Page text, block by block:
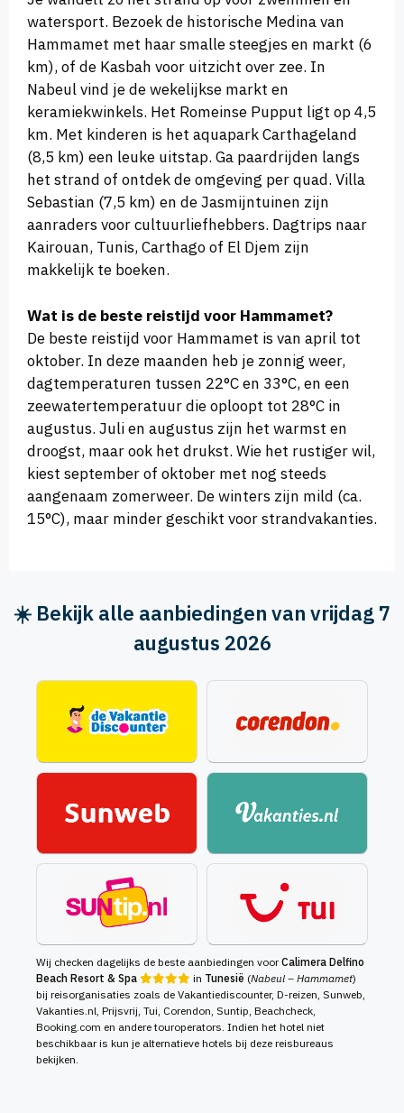
watersport. Bezoek de historische Medina van
Hammamet met haar smalle steegjes en markt (6
km), of de Kasbah voor uitzicht over zee. In
Nabeul vind je de wekelijkse markt en
keramiekwinkels. Het Romeinse Pupput ligt op 4,5
km. Met kinderen is het aquapark Carthageland
(8,5 km) een leuke uitstap. Ga paardrijden langs
het strand of ontdek de omgeving per quad. Villa
Sebastian (7,5 km) en de Jasmijntuinen zijn
aanraders voor cultuurliefhebbers. Dagtrips naar
Kairouan, Tunis, Carthago of El Djem zijn
makkelijk te boeken.
Wat is de beste reistijd voor Hammamet?
De beste reistijd voor Hammamet is van april tot
oktober. In deze maanden heb je zonnig weer,
dagtemperaturen tussen 22°C en 33°C, en een
zeewatertemperatuur die oploopt tot 28°C in
augustus. Juli en augustus zijn het warmst en
droogst, maar ook het drukst. Wie het rustiger wil,
kiest september of oktober met nog steeds
aangenaam zomerweer. De winters zijn mild (ca.
15°C), maar minder geschikt voor strandvakanties.
☀️ Bekijk alle aanbiedingen van vrijdag 7
augustus 2026
Wij checken dagelijks de beste aanbiedingen voorCalimera Delfino
Beach Resort & Spa
in Tunesië (Nabeul – Hammamet)
bij reisorganisaties zoals de Vakantiediscounter, D-reizen, Sunweb,
Vakanties.nl, Prijsvrij, Tui, Corendon, Suntip, Beachcheck,
Booking.com en andere touroperators. Indien het hotel niet
beschikbaar is kun je alternatieve hotels bij deze reisbureaus
bekijken.